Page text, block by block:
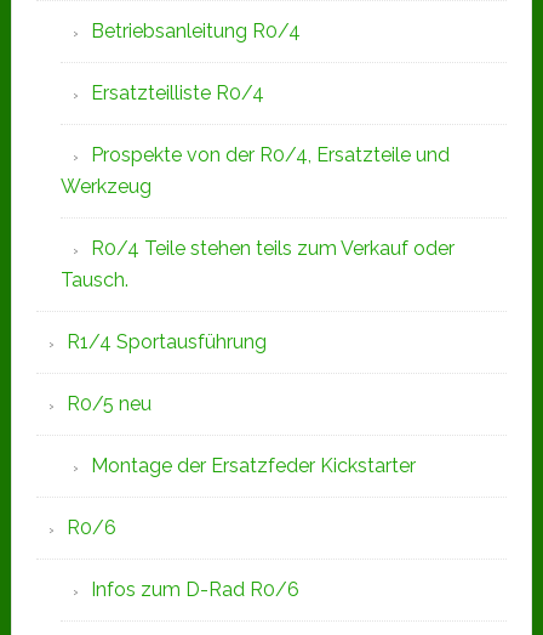
Betriebsanleitung R0/4
Ersatzteilliste R0/4
Prospekte von der R0/4, Ersatzteile und
Werkzeug
R0/4 Teile stehen teils zum Verkauf oder
Tausch.
R1/4 Sportausführung
R0/5 neu
Montage der Ersatzfeder Kickstarter
R0/6
Infos zum D-Rad R0/6